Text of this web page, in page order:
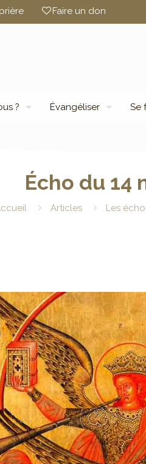
Faire un don
? Évangéliser Se
Écho du 14
Articles Les